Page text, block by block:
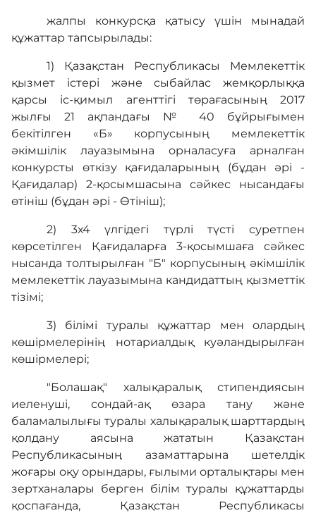
жалпы конкурсқа қатысу үшін мынадай
құжаттар тапсырылады:
1) Қазақстан Республикасы Мемлекеттік
қызмет істері және сыбайлас жемқорлыққа
қарсы іс-қимыл агенттігі төрағасының 2017
жылғы 21 ақпандағы № 40 бұйрығымен
бекітілген «Б» корпусының мемлекеттік
әкiмшiлiк лауазымына орналасуға арналған
конкурсты өткiзу қағидаларының (бұдан әрі -
Қағидалар) 2-қосымшасына сәйкес нысандағы
өтініш (бұдан әрі - Өтініш);
2) 3х4 үлгідегі түрлі түсті суретпен
көрсетілген Қағидаларға 3-қосымшаға сәйкес
нысанда толтырылған "Б" корпусының әкімшілік
мемлекеттік лауазымына кандидаттың қызметтiк
тiзiмі;
3) білімі туралы құжаттар мен олардың
көшірмелерінің нотариалдық куәландырылған
көшірмелері;
"Болашақ" халықаралық стипендиясын
иеленуші, сондай-ақ өзара тану және
баламалылығы туралы халықаралық шарттардың
қолдану аясына жататын Қазақстан
Республикасының азаматтарына шетелдік
жоғары оқу орындары, ғылыми орталықтары мен
зертханалары берген білім туралы құжаттарды
қоспағанда, Қазақстан Республикасы